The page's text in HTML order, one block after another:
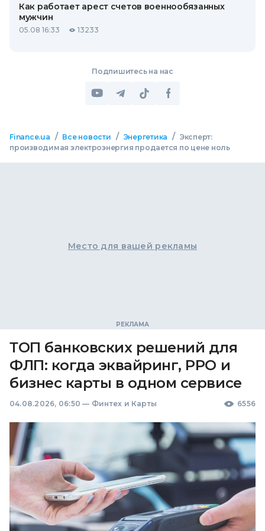
Как работает арест счетов военнообязанных
мужчин
05.08 16:33 13233
Подпишитесь на нас
Finance.ua / Все новости / Энергетика / Эксперт:
производимая электроэнергия продается по цене ноль
Место для вашей рекламы
ТОП банковских решений для
ФЛП: когда эквайринг, РРО и
бизнес карты в одном сервисе
04.08.2026, 06:50 — Финтех и Карты 6556